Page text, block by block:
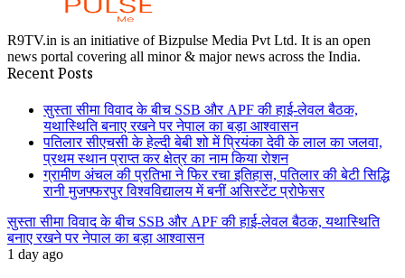
R9TV.in is an initiative of Bizpulse Media Pvt Ltd. It is an open
news portal covering all minor & major news across the India.
Recent Posts
सुस्ता सीमा विवाद के बीच SSB और APF की हाई-लेवल बैठक,
यथास्थिति बनाए रखने पर नेपाल का बड़ा आश्वासन
पतिलार सीएचसी के हेल्दी बेबी शो में प्रियंका देवी के लाल का जलवा,
प्रथम स्थान प्राप्त कर क्षेत्र का नाम किया रोशन
ग्रामीण अंचल की प्रतिभा ने फिर रचा इतिहास, पतिलार की बेटी सिद्धि
रानी मुजफ्फरपुर विश्वविद्यालय में बनीं असिस्टेंट प्रोफेसर
सुस्ता सीमा विवाद के बीच SSB और APF की हाई-लेवल बैठक, यथास्थिति
बनाए रखने पर नेपाल का बड़ा आश्वासन
1 day ago